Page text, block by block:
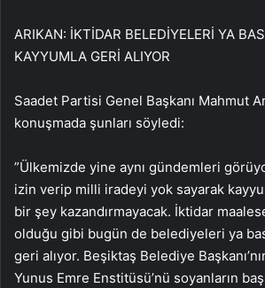
ARIKAN: İKTİDAR BELEDİYELERİ YA
KAYYUMLA GERİ ALIYOR
Saadet Partisi Genel Başkanı Mahmut
konuşmada şunları söyledi:
”Ülkemizde yine aynı gündemleri
izin verip milli iradeyi yok sayarak
bir şey kazandırmayacak. İktidar
olduğu gibi bugün de belediyeleri ya
geri alıyor. Beşiktaş Belediye
Yunus Emre Enstitüsü’nü soyanların